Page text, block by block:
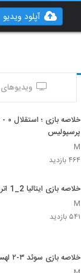
آپلود ویدیو
ویدیوهای
پرسپولیس
M
۴۶۴ بازدید
خلاصه بازی ایتالیا 2_1 اتريش
M
۵۴۱ بازدید
خلاصه بازی سوئد ۳-۲ لهستان